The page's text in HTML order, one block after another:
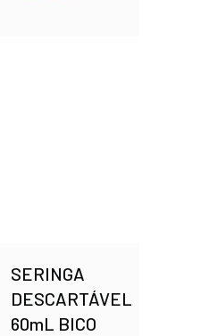
SERINGA
DESCARTÁVEL
60mL BICO